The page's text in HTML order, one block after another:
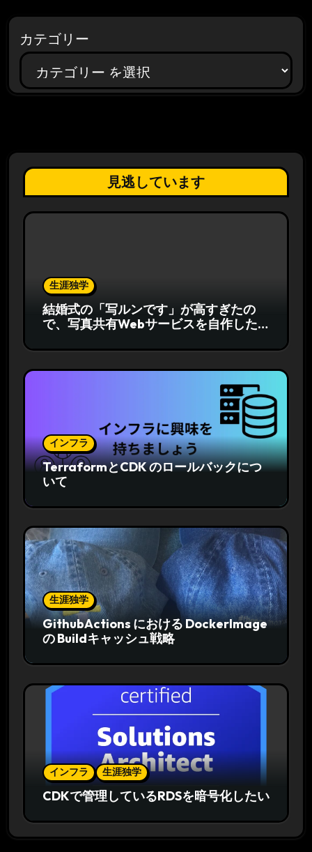
カテゴリー
見逃しています
生涯独学
結婚式の「写ルンです」が高すぎたの
で、写真共有Webサービスを自作した
インフラ
TerraformとCDK のロールバックにつ
いて
生涯独学
GithubActions における DockerImage
の Buildキャッシュ戦略
インフラ 生涯独学
CDKで管理しているRDSを暗号化したい